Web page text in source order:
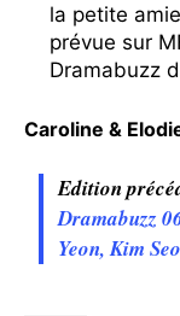
la petite
prévue sur
Dramabuzz
Caroline &
Edition
Dramabuzz
Yeon, Kim